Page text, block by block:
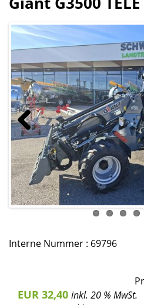
Previous
Interne Nummer : 69796
EUR 32,40 inkl. 20 % MwSt.